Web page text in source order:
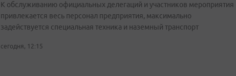
К обслуживанию официальных делегаций и участников мероприятия
привлекается весь персонал предприятия, максимально
задействуется специальная техника и наземный транспорт
сегодня, 12:15